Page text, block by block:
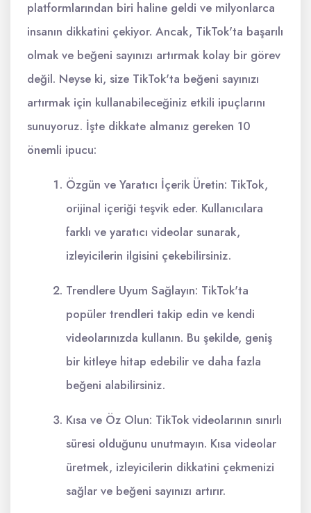
platformlarından biri haline geldi ve milyonlarca
insanın dikkatini çekiyor. Ancak, TikTok'ta başarılı
olmak ve beğeni sayınızı artırmak kolay bir görev
değil. Neyse ki, size TikTok'ta beğeni sayınızı
artırmak için kullanabileceğiniz etkili ipuçlarını
sunuyoruz. İşte dikkate almanız gereken 10
önemli ipucu:
Özgün ve Yaratıcı İçerik Üretin: TikTok,
orijinal içeriği teşvik eder. Kullanıcılara
farklı ve yaratıcı videolar sunarak,
izleyicilerin ilgisini çekebilirsiniz.
Trendlere Uyum Sağlayın: TikTok'ta
popüler trendleri takip edin ve kendi
videolarınızda kullanın. Bu şekilde, geniş
bir kitleye hitap edebilir ve daha fazla
beğeni alabilirsiniz.
Kısa ve Öz Olun: TikTok videolarının sınırlı
süresi olduğunu unutmayın. Kısa videolar
üretmek, izleyicilerin dikkatini çekmenizi
sağlar ve beğeni sayınızı artırır.